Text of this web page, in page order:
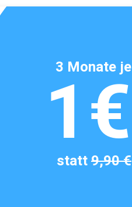
3 Monate je
1€
statt9,90 €